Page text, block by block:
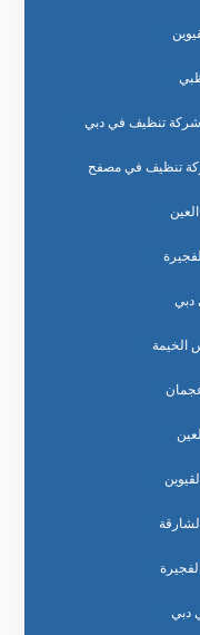
شركة تنظيف في دبي
تنظيف في مصفح
دبي
دبي